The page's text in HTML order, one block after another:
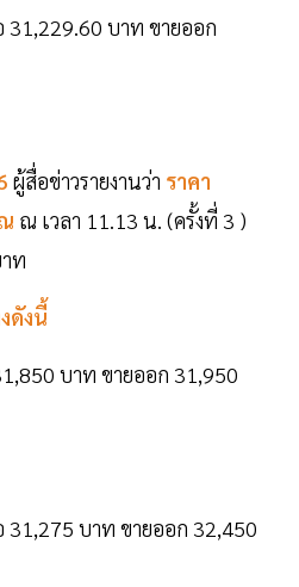
บาท ขายออก
ผู้สื่อข่าวรายงานว่า ราคา
ณ เวลา 11.13 น. (ครั้งที่ 3 )
ท
ดังนี้
บาท ขายออก 31,950
บาท ขายออก 32,450